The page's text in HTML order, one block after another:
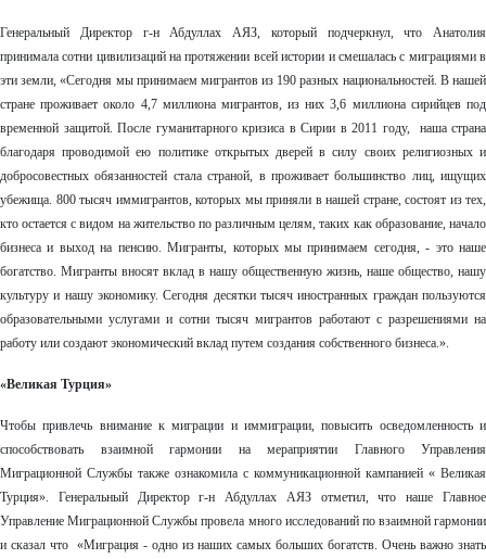
Генеральный Директор г-н Абдуллах АЯЗ, который подчеркнул, что Анатолия
принимала сотни цивилизаций на протяжении всей истории и смешалась с миграциями в
эти земли, «Сегодня мы принимаем мигрантов из 190 разных национальностей. В нашей
стране проживает около 4,7 миллиона мигрантов, из них 3,6 миллиона сирийцев под
временной защитой. После гуманитарного кризиса в Сирии в 2011 году, наша страна
благодаря проводимой ею политике открытых дверей в силу своих религиозных и
добросовестных обязанностей стала страной, в проживает большинство лиц, ищущих
убежища. 800 тысяч иммигрантов, которых мы приняли в нашей стране, состоят из тех,
кто остается с видом на жительство по различным целям, таких как образование, начало
бизнеса и выход на пенсию. Мигранты, которых мы принимаем сегодня, - это наше
богатство. Мигранты вносят вклад в нашу общественную жизнь, наше общество, нашу
культуру и нашу экономику. Сегодня десятки тысяч иностранных граждан пользуются
образовательными услугами и сотни тысяч мигрантов работают с разрешениями на
работу или создают экономический вклад путем создания собственного бизнеса.».
«Великая Турция»
Чтобы привлечь внимание к миграции и иммиграции, повысить осведомленность и
способствовать взаимной гармонии на мераприятии Главного Управления
Миграционной Службы также ознакомила с коммуникационной кампанией « Великая
Турция». Генеральный Директор г-н Абдуллах АЯЗ отметил, что наше Главное
Управление Миграционной Службы провела много исследований по взаимной гармонии
и сказал что «Миграция - одно из наших самых больших богатств. Очень важно знать